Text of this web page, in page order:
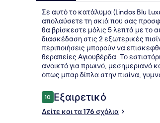
Σε αυτό το κατάλυμα (Lindos Blu
απολαύσετε τη σκιά που σας
θα βρίσκεστε μόλις 5 λεπτά με το
διασκέδαση στις 2 εξωτερικές
περιποιήσεις μπορούν να
θεραπείες Αγιουβέρδα. Το
ανοικτό για πρωινό, μεσημεριανό
όπως μπαρ δίπλα στην πισίνα,
Σχόλια
1010 στα 10
Εξαιρετικό
Δείτε και τα 176 σχόλια